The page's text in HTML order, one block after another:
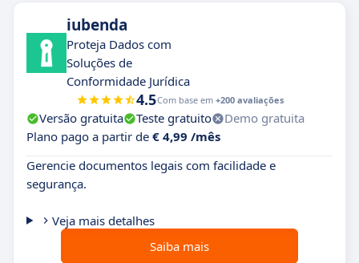
iubenda
Proteja Dados com
Soluções de
Conformidade Jurídica
4.5Com base em +200 avaliações
Versão gratuita Teste gratuito
Demo gratuita
Plano pago a partir de € 4,99 /mês
Gerencie documentos legais com facilidade e
segurança.
Veja mais detalhes
Saiba mais